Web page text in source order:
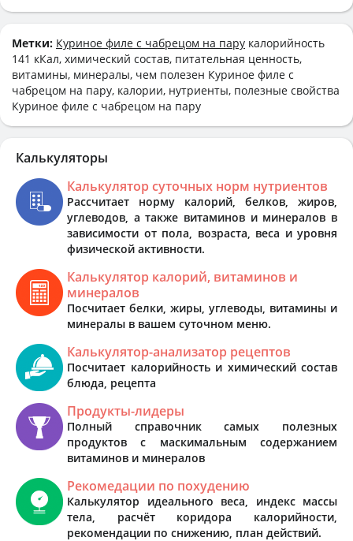
Метки: Куриное филе с чабрецом на пару калорийность
141 кКал, химический состав, питательная ценность,
витамины, минералы, чем полезен Куриное филе с
чабрецом на пару, калории, нутриенты, полезные свойства
Куриное филе с чабрецом на пару
Калькуляторы
Калькулятор суточных норм нутриентов
Рассчитает норму калорий, белков, жиров,
углеводов, а также витаминов и минералов в
зависимости от пола, возраста, веса и уровня
физической активности.
Калькулятор калорий, витаминов и
минералов
Посчитает белки, жиры, углеводы, витамины и
минералы в вашем суточном меню.
Калькулятор-анализатор рецептов
Посчитает калорийность и химический состав
блюда, рецепта
Продукты-лидеры
Полный справочник самых полезных
продуктов с маскимальным содержанием
витаминов и минералов
Рекомедации по похудению
Калькулятор идеального веса, индекс массы
тела, расчёт коридора калорийности,
рекомендации по снижению, план действий.